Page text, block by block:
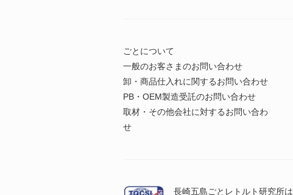
ごとについて
一般のお客さまのお問い合わせ
卸・商品仕入れに関するお問い合わせ
PB・OEM製造受託のお問い合わせ
取材・その他会社に対するお問い合わ
せ
長崎五島ごとレトルト研究所は